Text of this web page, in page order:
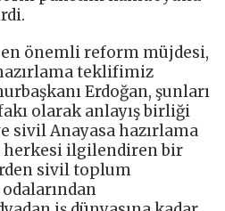
önemli reform müjdesi,
teklifimiz
Erdoğan, şunları
olarak anlayış birliği
sivil Anayasa hazırlama
herkesi ilgilendiren bir
sivil toplum